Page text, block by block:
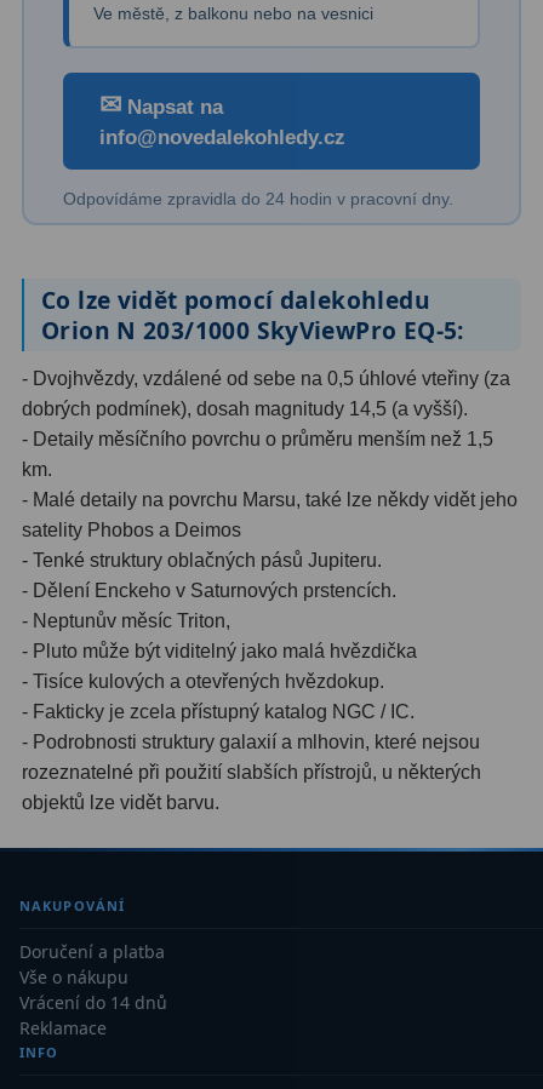
Binokulární dalekohledy285
Astronomické44
Lovecké a turistické114
Univerzální38
Dětské7
Sportovní54
Divadelní
Dálkoměry a Noční vidění17
Dálkoměry9
Noční vidění8
Mikroskopy76
Pro děti
Hobby4
Digitální10
Příslušenství mikroskopů
Ve městě, z balkonu nebo na vesnici
✉ Napsat na
info@novedalekohledy.cz
Odpovídáme zpravidla do 24 hodin v pracovní dny.
Co lze vidět pomocí dalekohledu
Orion N 203/1000 SkyViewPro EQ-5:
- Dvojhvězdy, vzdálené od sebe na 0,5 úhlové vteřiny (za
dobrých podmínek), dosah magnitudy 14,5 (a vyšší).
- Detaily měsíčního povrchu o průměru menším než 1,5
km.
- Malé detaily na povrchu Marsu, také lze někdy vidět jeho
satelity Phobos a Deimos
- Tenké struktury oblačných pásů Jupiteru.
- Dělení Enckeho v Saturnových prstencích.
- Neptunův měsíc Triton,
- Pluto může být viditelný jako malá hvězdička
- Tisíce kulových a otevřených hvězdokup.
- Fakticky je zcela přístupný katalog NGC / IC.
- Podrobnosti struktury galaxií a mlhovin, které nejsou
rozeznatelné při použití slabších přístrojů, u některých
objektů lze vidět barvu.
NAKUPOVÁNÍ
Doručení a platba
Vše o nákupu
Vrácení do 14 dnů
Reklamace
INFO